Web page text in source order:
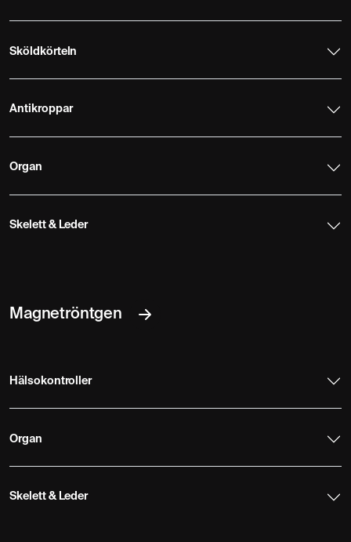
Sköldkörteln
Antikroppar
Organ
Skelett & Leder
Magnetröntgen
Hälsokontroller
Organ
Skelett & Leder